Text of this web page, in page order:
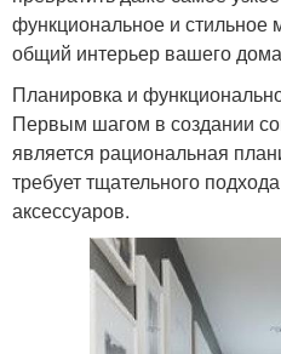
функциональное и стильное
общий интерьер вашего
Планировка и
Первым шагом в создании
является рациональная
требует тщательного
аксессуаров.